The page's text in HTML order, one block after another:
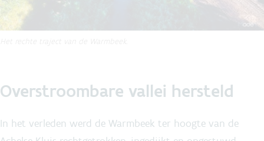
Overstroombare vallei hersteld
In het verleden werd de Warmbeek ter hoogte van de